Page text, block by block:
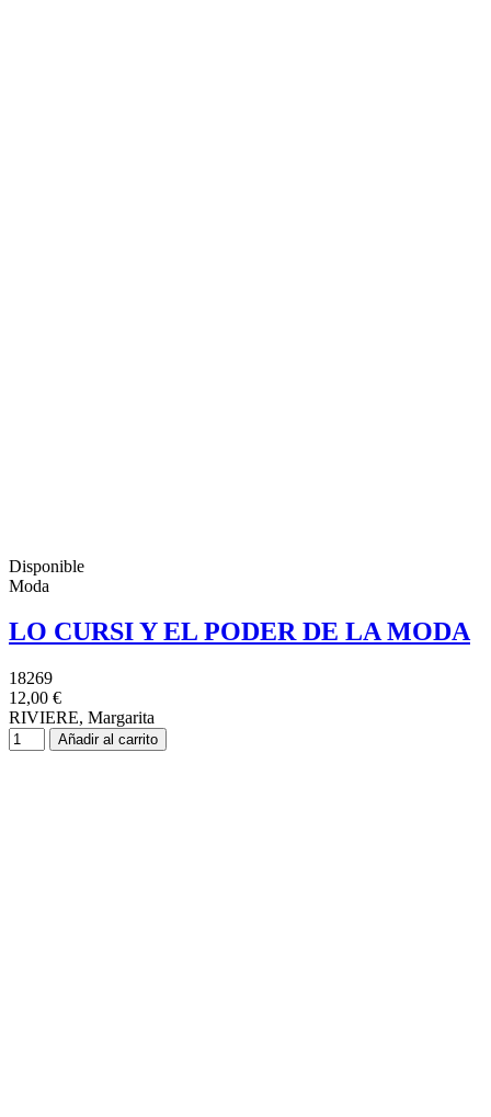
Disponible
Moda
LO CURSI Y EL PODER DE LA MODA
18269
12,00 €
RIVIERE, Margarita
Añadir al carrito